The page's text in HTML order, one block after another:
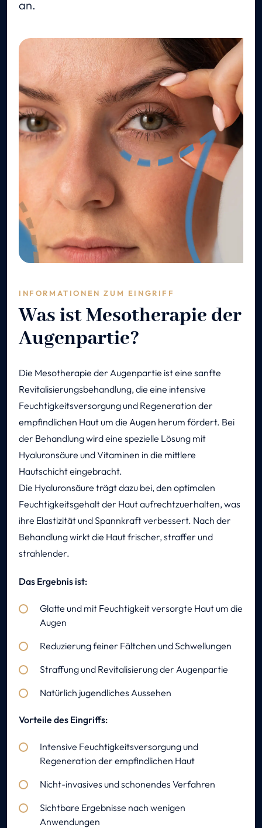
an.
INFORMATIONEN ZUM EINGRIFF
Was ist Mesotherapie der
Augenpartie?
Die Mesotherapie der Augenpartie ist eine sanfte
Revitalisierungsbehandlung, die eine intensive
Feuchtigkeitsversorgung und Regeneration der
empfindlichen Haut um die Augen herum fördert. Bei
der Behandlung wird eine spezielle Lösung mit
Hyaluronsäure und Vitaminen in die mittlere
Hautschicht eingebracht.
Die Hyaluronsäure trägt dazu bei, den optimalen
Feuchtigkeitsgehalt der Haut aufrechtzuerhalten, was
ihre Elastizität und Spannkraft verbessert. Nach der
Behandlung wirkt die Haut frischer, straffer und
strahlender.
Das Ergebnis ist:
Glatte und mit Feuchtigkeit versorgte Haut um die
Augen
Reduzierung feiner Fältchen und Schwellungen
Straffung und Revitalisierung der Augenpartie
Natürlich jugendliches Aussehen
Vorteile des Eingriffs:
Intensive Feuchtigkeitsversorgung und
Regeneration der empfindlichen Haut
Nicht-invasives und schonendes Verfahren
Sichtbare Ergebnisse nach wenigen
Anwendungen